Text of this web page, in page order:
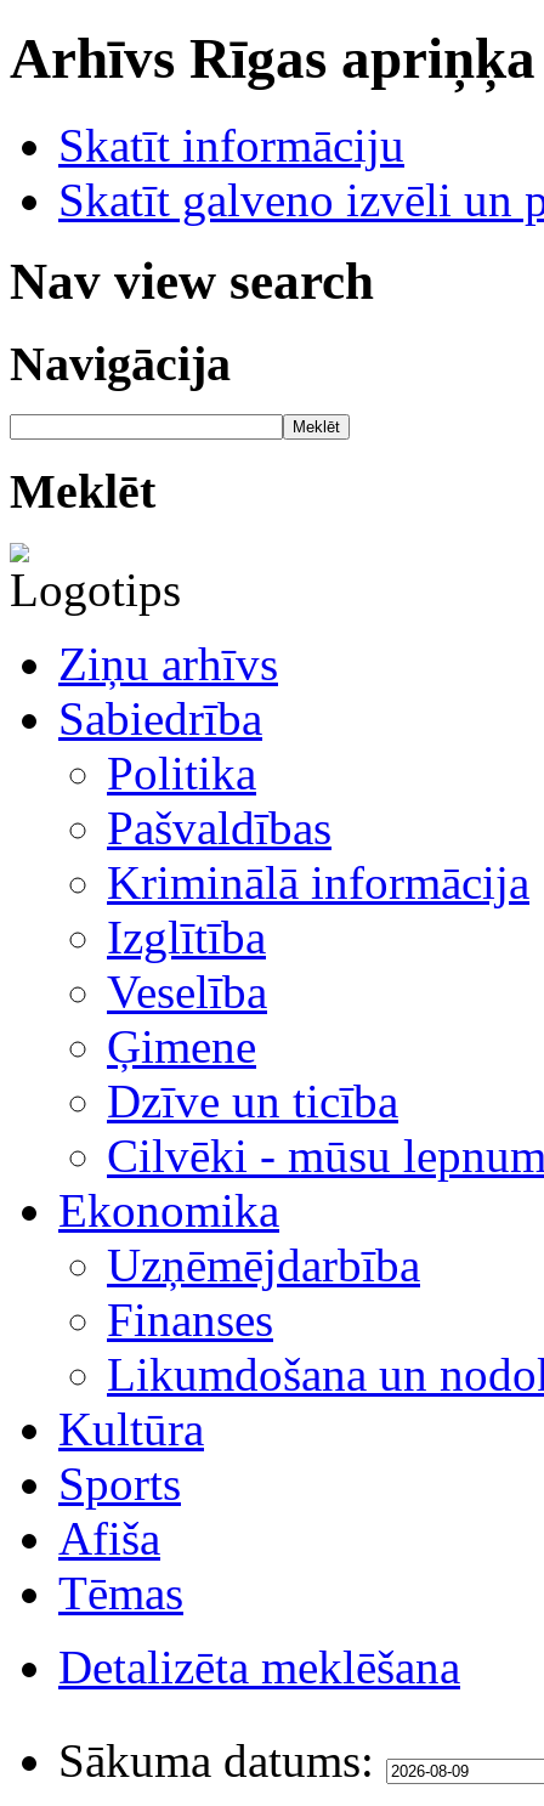
Arhīvs Rīgas
Skatīt informāciju
Skatīt galveno izvēli un
Nav view search
Navigācija
Meklēt
Meklēt
Ziņu arhīvs
Sabiedrība
Politika
Pašvaldības
Kriminālā informācija
Izglītība
Veselība
Ģimene
Dzīve un ticība
Cilvēki - mūsu
Ekonomika
Uzņēmējdarbība
Finanses
Likumdošana un
Kultūra
Sports
Afiša
Tēmas
Detalizēta meklēšana
Sākuma datums: